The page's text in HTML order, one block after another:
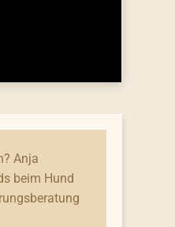
Anja
beim Hund